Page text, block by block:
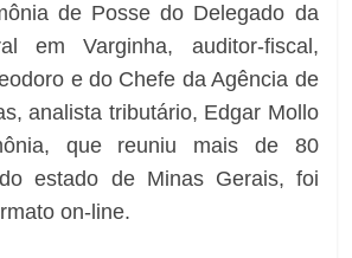
de Posse do Delegado da
em Varginha, auditor-fiscal,
e do Chefe da Agência de
analista tributário, Edgar Mollo
que reuniu mais de 80
estado de Minas Gerais, foi
on-line.